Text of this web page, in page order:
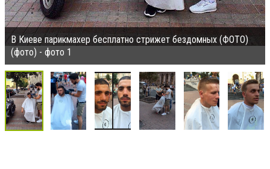
В Киеве парикмахер бесплатно стрижет бездомных (ФОТО)
(фото) - фото 1